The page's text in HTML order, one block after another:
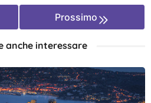
Prossimo
anche interessare